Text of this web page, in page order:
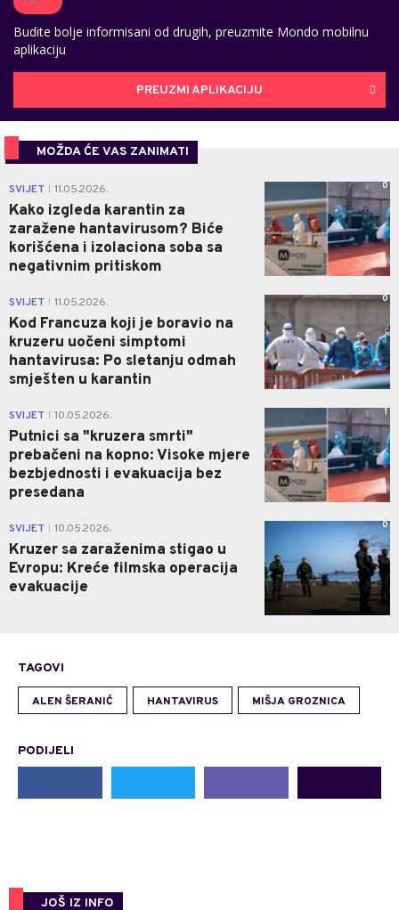
Budite bolje informisani od drugih, preuzmite Mondo mobilnu
aplikaciju
PREUZMI APLIKACIJU
MOŽDA ĆE VAS ZANIMATI
SVIJET 11.05.2026.
Kako izgleda karantin za
zaražene hantavirusom? Biće
korišćena i izolaciona soba sa
negativnim pritiskom
0
SVIJET 11.05.2026.
Kod Francuza koji je boravio na
kruzeru uočeni simptomi
hantavirusa: Po sletanju odmah
smješten u karantin
0
SVIJET 10.05.2026.
Putnici sa "kruzera smrti"
prebačeni na kopno: Visoke mjere
bezbjednosti i evakuacija bez
presedana
1
SVIJET 10.05.2026.
Kruzer sa zaraženima stigao u
Evropu: Kreće filmska operacija
evakuacije
0
TAGOVI
ALEN ŠERANIĆ HANTAVIRUS MIŠJA GROZNICA
PODIJELI
JOŠ IZ INFO